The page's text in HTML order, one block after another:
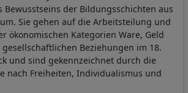
Bewusstseins der Bildungsschichten aus
Sie gehen auf die Arbeitsteilung und
ökonomischen Kategorien Ware, Geld
Beziehungen im 18.
und sind gekennzeichnet durch die
nach Freiheiten, Individualismus und